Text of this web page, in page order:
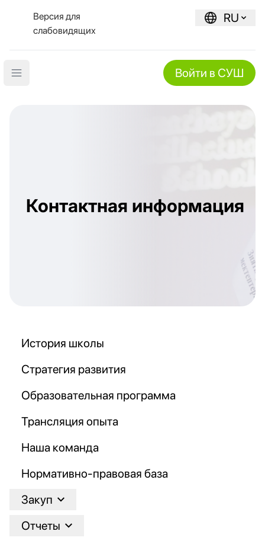
Версия для
слабовидящих
RU
Open main menu Войти в СУШ
Контактная информация
История школы
Стратегия развития
Образовательная программа
Трансляция опыта
Наша команда
Нормативно-правовая база
Закуп
Отчеты